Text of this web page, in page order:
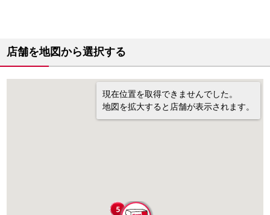
店舗を地図から選択する
現在位置を取得できませんでした。
地図を拡大すると店舗が表示されます。